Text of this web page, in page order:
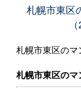
北６条東
北７条東
札幌市東区
札幌市東区のマ
札幌市東区の